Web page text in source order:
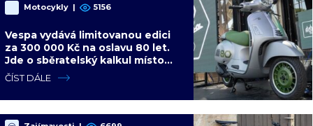
Motocykly | 5156
Vespa vydává limitovanou edici
za 300 000 Kč na oslavu 80 let.
Jde o sběratelský kalkul místo
jízdního upgradu
ČÍST DÁLE